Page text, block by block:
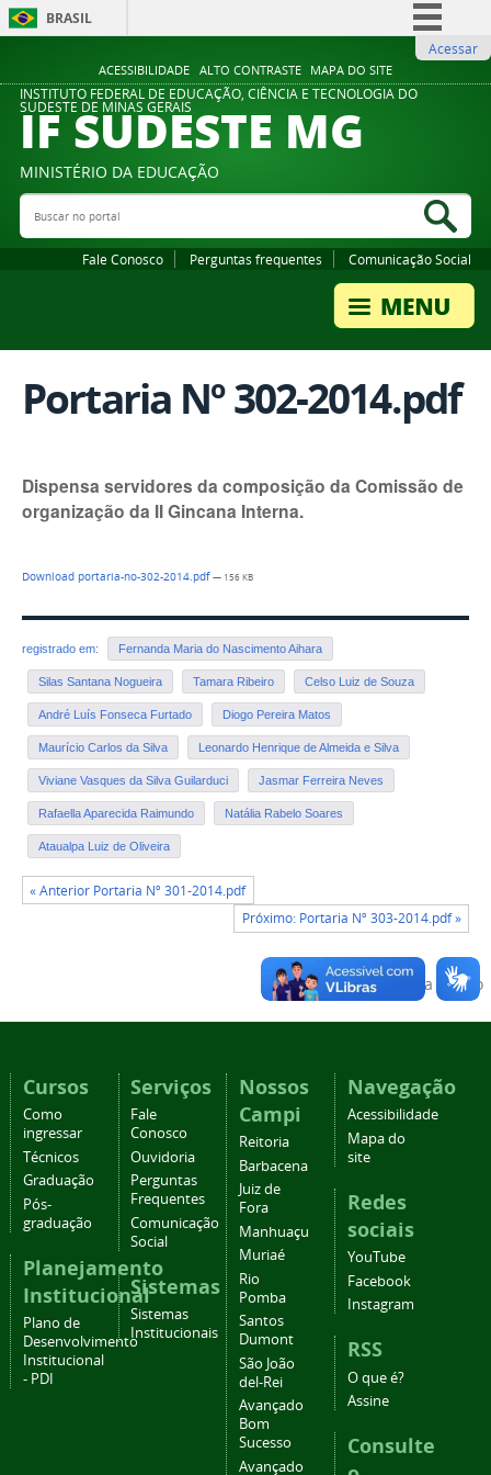
ACESSIBILIDADE ALTO CONTRASTE MAPA DO SITE
BRASIL
Comunica BR
Participe
Legislação
Acessar
INSTITUTO FEDERAL DE EDUCAÇÃO, CIÊNCIA E TECNOLOGIA DO
SUDESTE DE MINAS GERAIS
IF SUDESTE MG
MINISTÉRIO DA EDUCAÇÃO
Buscar no portal
Fale Conosco Perguntas frequentes Comunicação Social
Portaria Nº 302-2014.pdf
Dispensa servidores da composição da Comissão de
organização da II Gincana Interna.
Download portaria-no-302-2014.pdf— 156 KB
registrado em: Fernanda Maria do Nascimento Aihara
Silas Santana Nogueira Tamara Ribeiro Celso Luiz de Souza
André Luís Fonseca Furtado Diogo Pereira Matos
Maurício Carlos da Silva Leonardo Henrique de Almeida e Silva
Viviane Vasques da Silva Guilarduci Jasmar Ferreira Neves
Rafaella Aparecida Raimundo Natália Rabelo Soares
Ataualpa Luiz de Oliveira
« Anterior Portaria Nº 301-2014.pdf
Próximo: Portaria Nº 303-2014.pdf »
Voltar para o topo
Cursos
Como
ingressar
Técnicos
Graduação
Pós-
graduação
Planejamento
Institucional
Plano de
Desenvolvimento
Institucional
- PDI
Serviços
Fale
Conosco
Ouvidoria
Perguntas
Frequentes
Comunicação
Social
Sistemas
Sistemas
Institucionais
Nossos
Campi
Reitoria
Barbacena
Juiz de
Fora
Manhuaçu
Muriaé
Rio
Pomba
Santos
Dumont
São João
del-Rei
Avançado
Bom
Sucesso
Avançado
Navegação
Acessibilidade
Mapa do
site
Redes
sociais
YouTube
Facebook
Instagram
RSS
O que é?
Assine
Consulte